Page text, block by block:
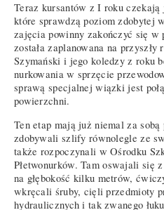
Teraz kursantów z I roku
które sprawdzą poziom zdobytej
zajęcia powinny zakończyć się w
została zaplanowana na
Szymański i jego koledzy z roku
nurkowania w sprzęcie
sprawą specjalnej wiązki jest
powierzchni.
Ten etap mają już niemal za
zdobywali szlify równolegle ze
także rozpoczynali w Ośrodku
Płetwonurków. Tam oswajali się
na głębokość kilku metrów,
wkręcali śruby, cięli przedmioty
hydraulicznych i tak zwanego